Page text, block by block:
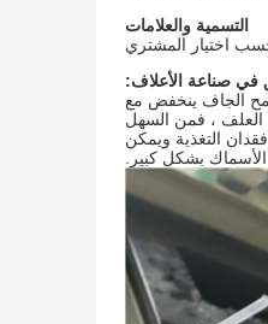
التسمية والعلامات
اختيار المشتري
في صناعة الأعلاف:
بروتين القمح الجاف ينخفض مع
احتباس المياهعندما يخلط مسحوق بروتين القمح بنسبة 3-4٪ بالكامل مع العلف ، فمن السهل
التغذية ويمكن
بشكل كبير.